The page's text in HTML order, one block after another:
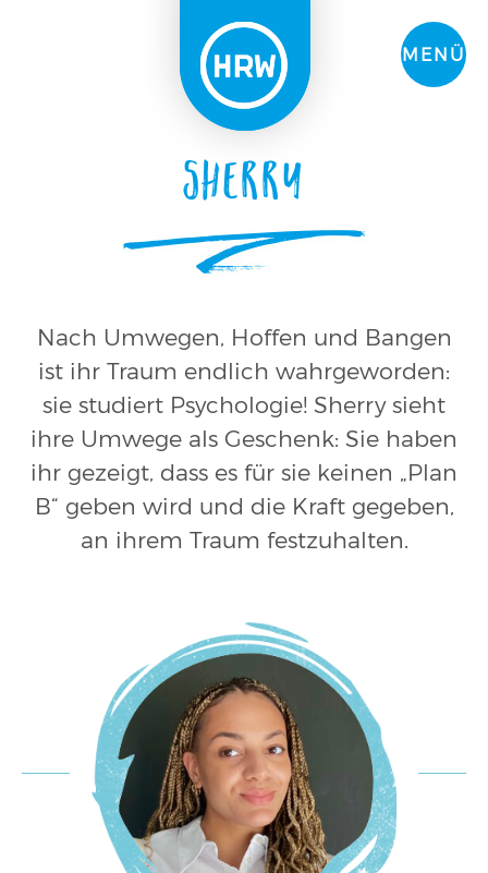
MENÜ
Sherry
Nach Umwegen, Hoffen und Bangen
ist ihr Traum endlich wahrgeworden:
sie studiert Psychologie! Sherry sieht
ihre Umwege als Geschenk: Sie haben
ihr gezeigt, dass es für sie keinen „Plan
B“ geben wird und die Kraft gegeben,
an ihrem Traum festzuhalten.